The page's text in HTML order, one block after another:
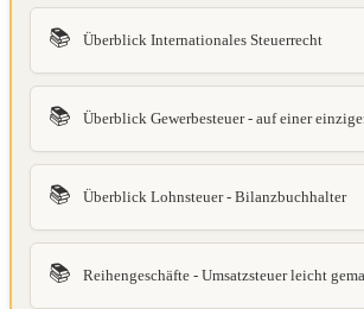
📚 Überblick Internationales Steuerrecht
📚 Überblick Gewerbesteuer - auf einer
📚 Überblick Lohnsteuer - Bilanzbuchhalter
📚 Reihengeschäfte - Umsatzsteuer leicht